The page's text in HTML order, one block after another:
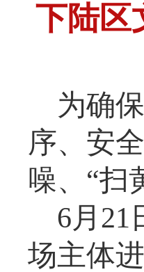
下陆区
为确
序、安
噪、“扫
6月21
场主体